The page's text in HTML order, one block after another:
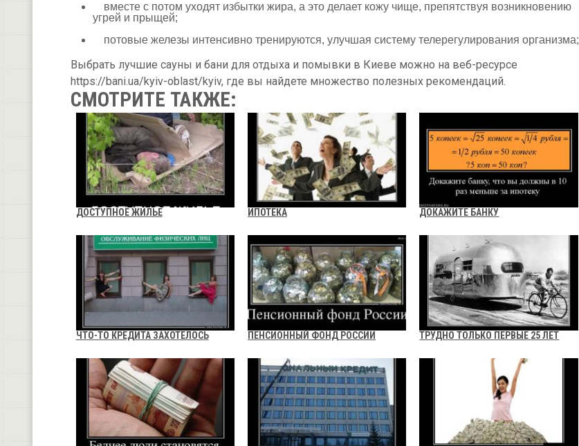
вместе с потом уходят избытки жира, а это делает кожу чище, препятствуя возникновению
угрей и прыщей;
потовые железы интенсивно тренируются, улучшая систему телерегулирования организма;
Выбрать лучшие сауны и бани для отдыха и помывки в Киеве можно на веб-ресурсе
https://bani.ua/kyiv-oblast/kyiv, где вы найдете множество полезных рекомендаций.
СМОТРИТЕ ТАКЖЕ:
ДОСТУПНОЕ ЖИЛЬЕ ИПОТЕКА ДОКАЖИТЕ БАНКУ
ЧТО-ТО КРЕДИТА ЗАХОТЕЛОСЬ ПЕНСИОННЫЙ ФОНД РОССИИ ТРУДНО ТОЛЬКО ПЕРВЫЕ 25 ЛЕТ